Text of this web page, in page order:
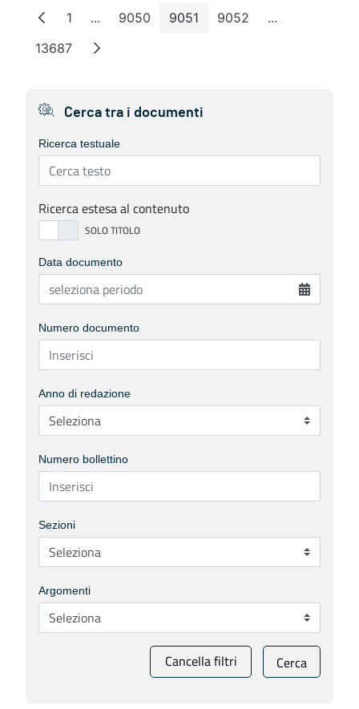
Page
1 ...Intermediate Pages
Page
9050 Page
9051 Page
9052 ...Intermediate
Page
13687
Cerca tra i documenti
Ricerca testuale
Ricerca estesa al contenuto
Data documento
Numero documento
Anno di redazione
Numero bollettino
Sezioni
Argomenti
Cancella filtri Cerca